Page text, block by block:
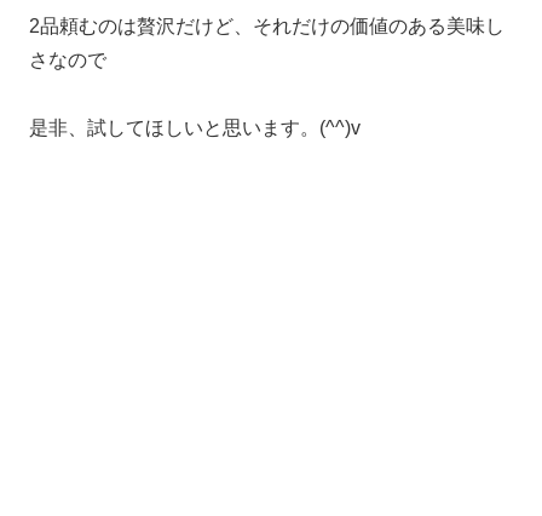
2品頼むのは贅沢だけど、それだけの価値のある美味し
さなので
是非、試してほしいと思います。(^^)v